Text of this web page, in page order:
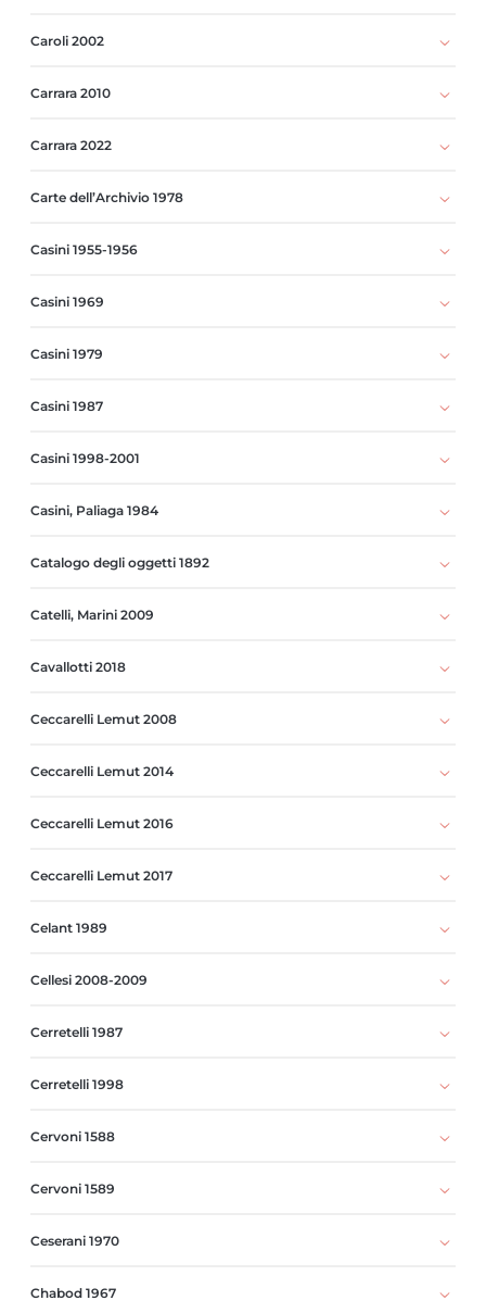
Caroli 2002
Carrara 2010
Carrara 2022
Carte dell’Archivio 1978
Casini 1955-1956
Casini 1969
Casini 1979
Casini 1987
Casini 1998-2001
Casini, Paliaga 1984
Catalogo degli oggetti 1892
Catelli, Marini 2009
Cavallotti 2018
Ceccarelli Lemut 2008
Ceccarelli Lemut 2014
Ceccarelli Lemut 2016
Ceccarelli Lemut 2017
Celant 1989
Cellesi 2008-2009
Cerretelli 1987
Cerretelli 1998
Cervoni 1588
Cervoni 1589
Ceserani 1970
Chabod 1967